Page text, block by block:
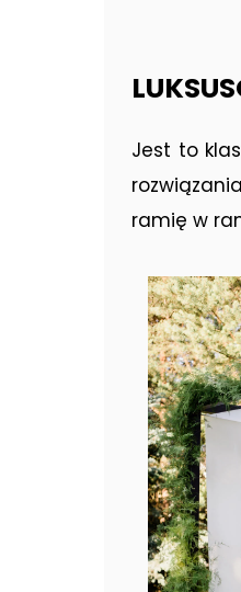
Jest to
ramię w